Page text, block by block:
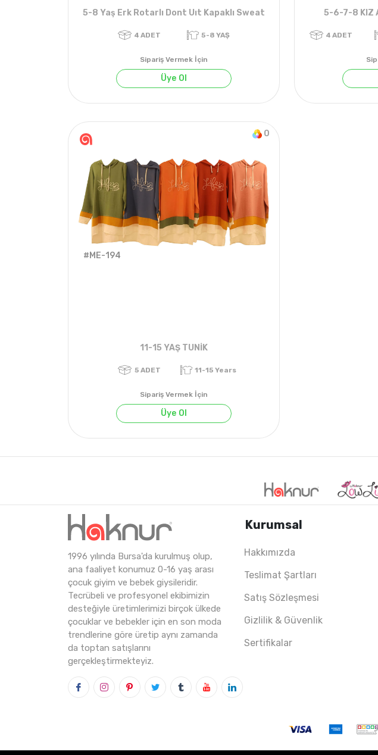
5-8 Yaş Erk Rotarlı Dont Uıt Kapaklı Sweat
4 ADET 5-8 YAŞ
Sipariş Vermek İçin
Üye Ol
5-6-7-8 KIZ
0
#ME-194
11-15 YAŞ TUNİK
ADET
Sipariş Vermek İçin
Üye Ol
1996 yılında Bursa'da kurulmuş olup,
ana faaliyet konumuz 0-16 yaş arası
çocuk giyim ve bebek giysileridir.
Tecrübeli ve profesyonel ekibimizin
desteğiyle üretimlerimizi birçok ülkede
çocuklar ve bebekler için en son moda
trendlerine göre üretip aynı zamanda
da toptan satışlarını
gerçekleştirmekteyiz.
Kurumsal
Hakkımızda
Teslimat Şartları
Satış Sözleşmesi
Gizlilik & Güvenlik
Sertifikalar